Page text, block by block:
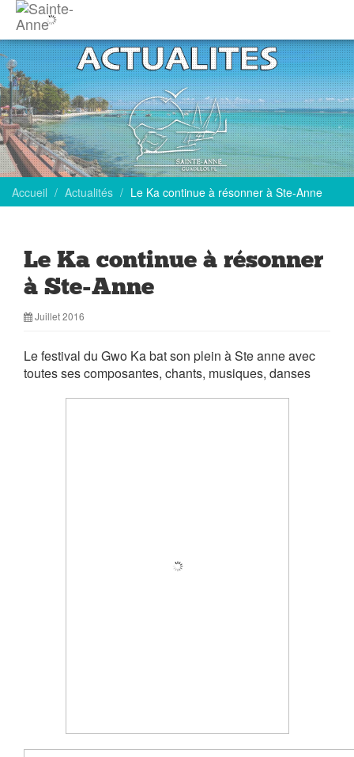
Accueil Actualités Le Ka continue à résonner à Ste-Anne
Le Ka continue à résonner
à Ste-Anne
Juillet 2016
Le festival du Gwo Ka bat son plein à Ste anne avec
toutes ses composantes, chants, musiques, danses